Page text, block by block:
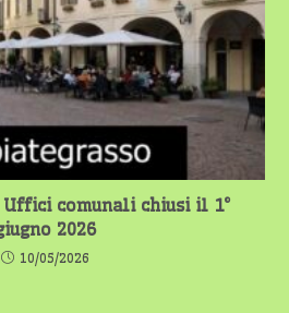
comunali chiusi il 1°
2026
10/05/2026